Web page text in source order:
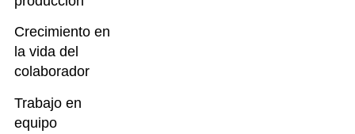
Crecimiento en
la vida del
colaborador
Trabajo en
equipo